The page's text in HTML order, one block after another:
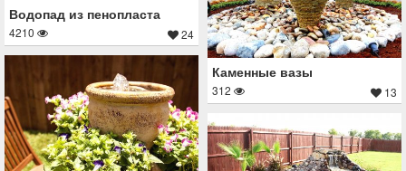
Водопад из пенопласта
4210 24
Каменные вазы
312 13